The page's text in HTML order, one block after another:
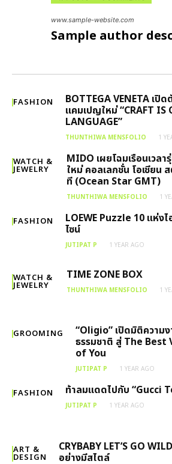
www.sample-website.com
Sample author
FASHION BOTTEGA VENETA เปิด
แคมเปญใหม่ “CRAFT IS
LANGUAGE”
THUNTHIWA MENSFOLIO 1
WATCH &
JEWELRY
MIDO เผยโฉมเรือนเวลา
ใหม่ คอลเลกชั่น โอเชียน
ที (Ocean Star GMT)
THUNTHIWA MENSFOLIO 1
FASHION LOEWE Puzzle 10 แห่ง
ไซน์
JUTIPAT P 1 YEAR AGO
WATCH &
JEWELRY
TIME ZONE BOX
THUNTHIWA MENSFOLIO 1
GROOMING “Oligio” เปิดมิติความ
ธรรมชาติ สู่ The Best
of You
JUTIPAT P 1 YEAR AGO
FASHION ท้าลมแดดไปกับ “Gucci
JUTIPAT P 1 YEAR AGO
ART &
DESIGN
CRYBABY LET’S GO
อย่างมีสไตล์